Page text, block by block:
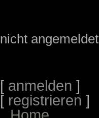
nicht angemeldet
[ anmelden ]
[ registrieren ]